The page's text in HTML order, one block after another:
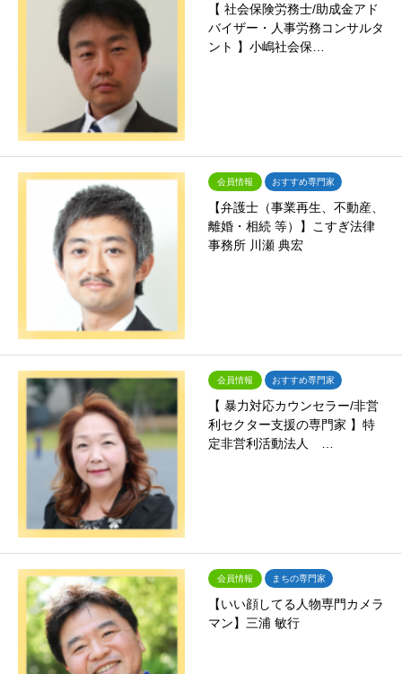
【 社会保険労務士/助成金アド
バイザー・人事労務コンサルタ
ント 】小嶋社会保…
会員情報 おすすめ専門家
【弁護士（事業再生、不動産、
離婚・相続 等）】こすぎ法律
事務所 川瀬 典宏
会員情報 おすすめ専門家
【 暴力対応カウンセラー/非営
利セクター支援の専門家 】特
定非営利活動法人 …
会員情報 まちの専門家
【いい顔してる人物専門カメラ
マン】三浦 敏行